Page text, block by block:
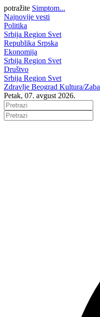
potražite Simptom...
Najnovije vesti
Politika
Srbija Region Svet
Republika Srpska
Ekonomija
Srbija Region Svet
Društvo
Srbija Region Svet
Zdravlje Beograd Kultura/
Petak, 07. avgust 2026.